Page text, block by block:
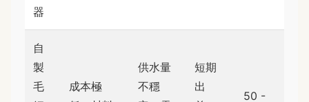
器
自
製
毛
成本極
供水量
不穩
短期
出
50 -